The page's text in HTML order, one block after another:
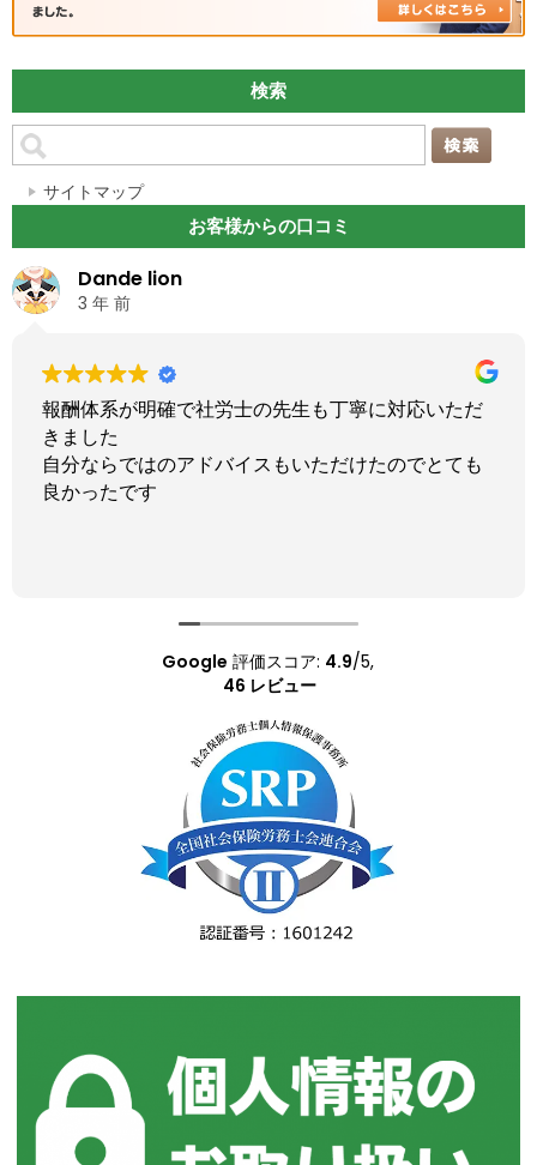
検索
サイトマップ
お客様からの口コミ
ひとみ
主人が腹膜透析を始めて障害者年金の手続きを自
でしようとしましたが、何をどうしたら良いかわ
ずネットでサポートセンターを見つけて連絡した
ころ手続きの期間があと1ヶ月しかない中、快く引
Google 評価スコア: 4.9/5,
46 レビュー